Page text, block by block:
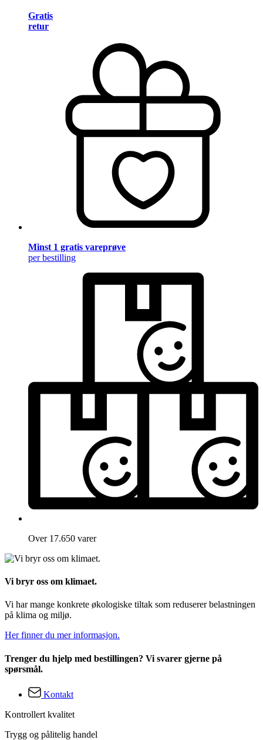
Gratis
retur
Minst 1 gratis vareprøve
per bestilling
Over 17.650 varer
Vi bryr oss om klimaet.
Vi har mange konkrete økologiske tiltak som reduserer belastningen
på klima og miljø.
Her finner du mer informasjon.
Trenger du hjelp med bestillingen? Vi svarer gjerne på
spørsmål.
Kontakt
Kontrollert kvalitet
Trygg og pålitelig handel